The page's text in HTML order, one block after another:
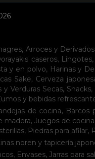
, Arroces y Derivados
caseros, Lingotes,
y en polvo, Harinas y
Sake, Cerveza
y Verduras Secas, Snacks,
y bebidas
de cocina, Barcos
madera, Juegos de
, Piedras para afilar,
noren y tapicería
, Envases, Jarras para